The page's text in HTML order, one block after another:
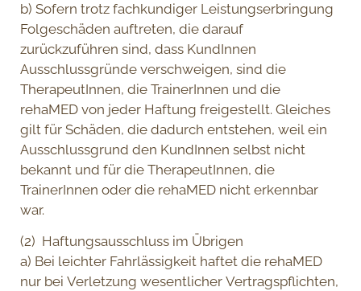
b) Sofern trotz fachkundiger Leistungserbringung
Folgeschäden auftreten, die darauf
zurückzuführen sind, dass KundInnen
Ausschlussgründe verschweigen, sind die
TherapeutInnen, die TrainerInnen und die
rehaMED von jeder Haftung freigestellt. Gleiches
gilt für Schäden, die dadurch entstehen, weil ein
Ausschlussgrund den KundInnen selbst nicht
bekannt und für die TherapeutInnen, die
TrainerInnen oder die rehaMED nicht erkennbar
war.
(2) Haftungsausschluss im Übrigen
a) Bei leichter Fahrlässigkeit haftet die rehaMED
nur bei Verletzung wesentlicher Vertragspflichten,